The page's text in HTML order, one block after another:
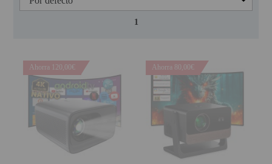
PINBALL VIRTUAL
PROYECTOR FULLHD Y HD
PROYECTOR CON TDT
PROYECTOR CON WIFI
PROYECTOR DE LED
1
Ahorra 120,00€ Ahorra 80,00€